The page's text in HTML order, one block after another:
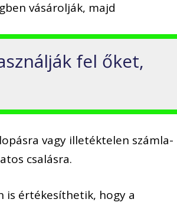
vásárolják, majd
fel őket,
vagy illetéktelen számla-
csalásra.
is értékesíthetik, hogy a